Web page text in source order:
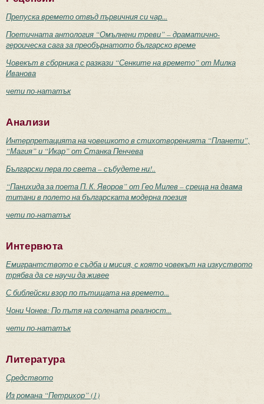
Препуска времето отвъд първичния си чар...
Поетичната антология “Омълнени треви” – драматично-
героическа сага за преобърнатото българско време
Човекът в сборника с разкази “Сенките на времето” от Милка
Иванова
чети по-нататък
Анализи
Интерпретацията на човешкото в стихотворенията “Планети”,
“Магия” и “Икар” от Станка Пенчева
Български пера по света – събудете ни!..
“Панихида за поета П. К. Яворов” от Гео Милев – среща на двама
титани в полето на българската модерна поезия
чети по-нататък
Интервюта
Емигрантството е съдба и мисия, с която човекът на изкуството
трябва да се научи да живее
С библейски взор по пътищата на времето...
Чони Чонев: По пътя на солената реалност...
чети по-нататък
Литература
Средството
Из романа “Петрихор” (1)